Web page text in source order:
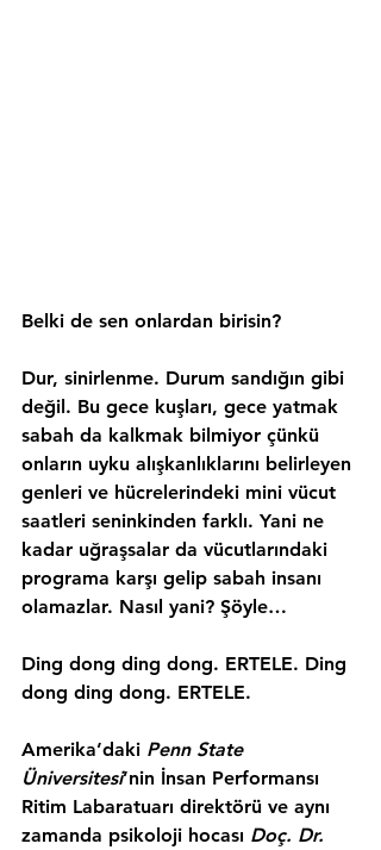
Belki de sen onlardan birisin?
Dur, sinirlenme. Durum sandığın gibi
değil. Bu gece kuşları, gece yatmak
sabah da kalkmak bilmiyor çünkü
onların uyku alışkanlıklarını belirleyen
genleri ve hücrelerindeki mini vücut
saatleri seninkinden farklı. Yani ne
kadar uğraşsalar da vücutlarındaki
programa karşı gelip sabah insanı
olamazlar. Nasıl yani? Şöyle…
Ding dong ding dong. ERTELE. Ding
dong ding dong. ERTELE.
Amerika’daki Penn State
Üniversitesi’nin İnsan Performansı
Ritim Labaratuarı direktörü ve aynı
zamanda psikoloji hocası Doç. Dr.